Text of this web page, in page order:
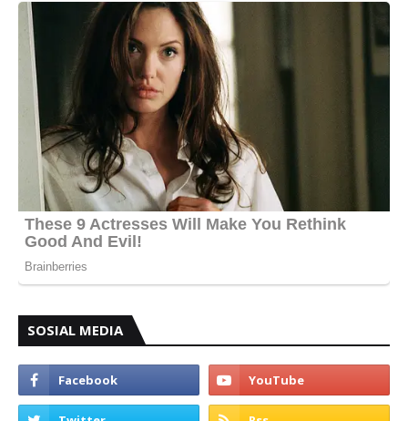
SOSIAL MEDIA